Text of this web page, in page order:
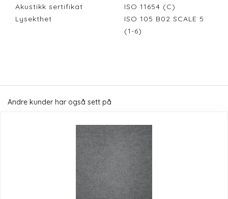
Akustikk sertifikat
ISO 11654 (C)
Lysekthet
ISO 105 B02 SCALE 5
(1-6)
Andre kunder har også sett på